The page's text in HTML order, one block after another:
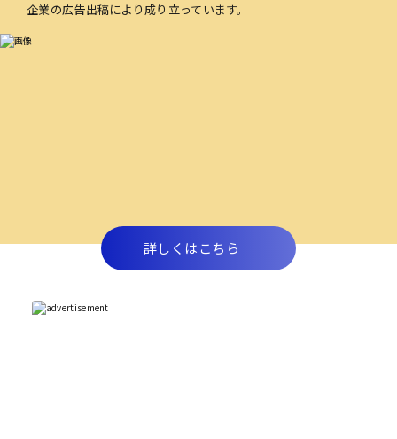
企業の広告出稿により成り立っています。
詳しくはこちら